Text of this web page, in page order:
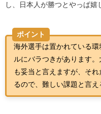
し、日本人が勝つとやっぱ嬉
ポイント
海外選手は置かれている
ルにバラつきがあります
も妥当と言えますが、そ
るので、難しい課題と言え